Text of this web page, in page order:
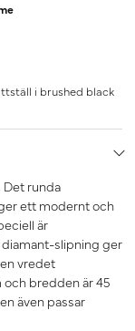
i brushed black
Det runda
ett modernt och
är
slipning ger
vredet
och bredden är 45
även passar